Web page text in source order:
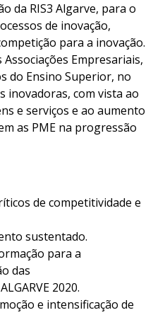
da RIS3 Algarve, para o
de inovação,
para a inovação.
Empresariais,
do Ensino Superior, no
inovadoras, com vista ao
e serviços e ao aumento
as PME na progressão
de competitividade e
sustentado.
para a
das
2020.
e intensificação de